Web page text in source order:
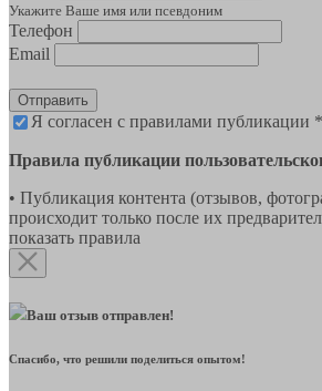
Укажите Ваше имя или псевдоним
Телефон
Email
Отправить
Я согласен с правилами публикации *
Правила публикации
• Публикация контента (отзывов,
происходит только после их
показать правила
Ваш отзыв отправлен!
Спасибо, что решили поделиться опытом!